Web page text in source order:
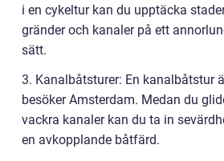
i en cykeltur kan du upptäcka
gränder och kanaler på ett
sätt.
3. Kanalbåtsturer: En kanalbåtstur
besöker Amsterdam. Medan du
vackra kanaler kan du ta in
en avkopplande båtfärd.